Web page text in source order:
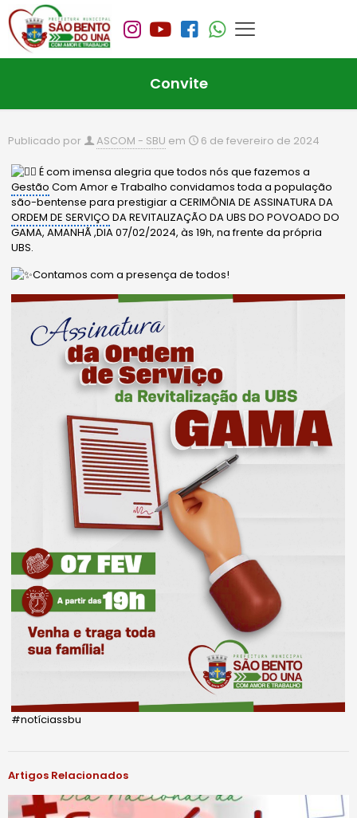
Convite
Publicado por ASCOM - SBU em 6 de fevereiro de 2024
É com imensa alegria que todos nós que fazemos a
Gestão Com Amor e Trabalho convidamos toda a população
são-bentense para prestigiar a CERIMÔNIA DE ASSINATURA DA
ORDEM DE SERVIÇO DA REVITALIZAÇÃO DA UBS DO POVOADO DO
GAMA, AMANHÃ ,DIA 07/02/2024, às 19h, na frente da própria
UBS.
Contamos com a presença de todos!
#notíciassbu
Artigos Relacionados